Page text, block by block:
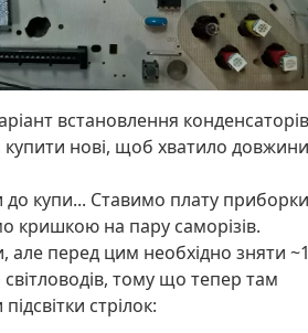
встановлення
купити нові, щоб хватило довжини
купи... Ставимо плату приборки
кришкою на пару саморізів.
перед цим необхідно зняти
тому що тепер там
стрілок: